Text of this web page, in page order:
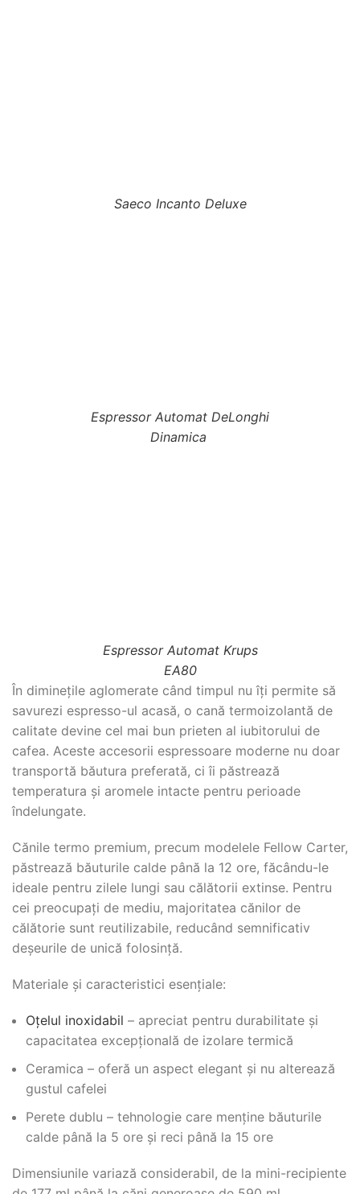
Saeco Incanto Deluxe
Espressor Automat DeLonghi
Dinamica
Espressor Automat Krups
EA80
În diminețile aglomerate când timpul nu îți permite să
savurezi espresso-ul acasă, o cană termoizolantă de
calitate devine cel mai bun prieten al iubitorului de
cafea. Aceste accesorii espressoare moderne nu doar
transportă băutura preferată, ci îi păstrează
temperatura și aromele intacte pentru perioade
îndelungate.
Cănile termo premium, precum modelele Fellow Carter,
păstrează băuturile calde până la 12 ore, făcându-le
ideale pentru zilele lungi sau călătorii extinse. Pentru
cei preocupați de mediu, majoritatea cănilor de
călătorie sunt reutilizabile, reducând semnificativ
deșeurile de unică folosință.
Materiale și caracteristici esențiale:
Oțelul inoxidabil – apreciat pentru durabilitate și
capacitatea excepțională de izolare termică
Ceramica – oferă un aspect elegant și nu alterează
gustul cafelei
Perete dublu – tehnologie care menține băuturile
calde până la 5 ore și reci până la 15 ore
Dimensiunile variază considerabil, de la mini-recipiente